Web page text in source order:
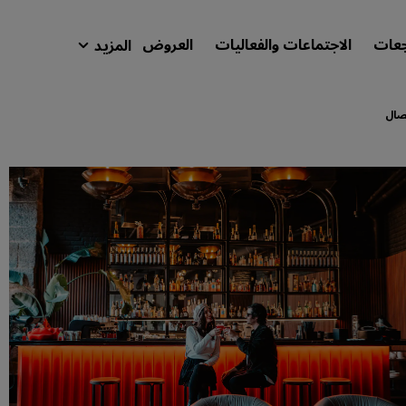
الاجتماعات والفعاليات العروض المزيد
الوجهات
المنتجعات
شقق فندقية مجهزة
فنادق قريبة من المطار
الفنادق الجديدة والمرتقب
الاجتماعات والفعاليات
استكشف برنامج Radisson Meetings